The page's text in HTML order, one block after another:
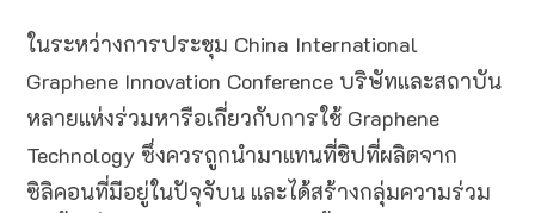
ในระหว่างการประชุม China International
Graphene Innovation Conference บริษัทและสถาบัน
หลายแห่งร่วมหารือเกี่ยวกับการใช้ Graphene
Technology ซึ่งควรถูกนำมาแทนที่ชิปที่ผลิตจาก
ซิลิคอนที่มีอยู่ในปัจุจับน และได้สร้างกลุ่มความร่วม